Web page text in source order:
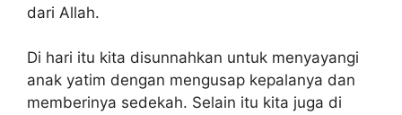
dari Allah.
Di hari itu kita disunnahkan untuk menyayangi
anak yatim dengan mengusap kepalanya dan
memberinya sedekah. Selain itu kita juga di